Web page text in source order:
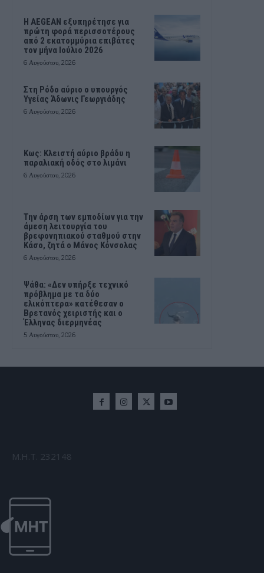
Η AEGEAN εξυπηρέτησε για
πρώτη φορά περισσοτέρους
από 2 εκατομμύρια επιβάτες
τον μήνα Ιούλιο 2026
6 Αυγούστου, 2026
Στη Ρόδο αύριο ο υπουργός
Υγείας Άδωνις Γεωργιάδης
6 Αυγούστου, 2026
Κως: Κλειστή αύριο βράδυ η
παραλιακή οδός στο λιμάνι
6 Αυγούστου, 2026
Την άρση των εμποδίων για την
άμεση λειτουργία του
βρεφονηπιακού σταθμού στην
Κάσο, ζητά ο Μάνος Κόνσολας
6 Αυγούστου, 2026
Ψάθα: «Δεν υπήρξε τεχνικό
πρόβλημα με τα δύο
ελικόπτερα» κατέθεσαν ο
Βρετανός χειριστής και ο
Έλληνας διερμηνέας
5 Αυγούστου, 2026
Μ.Η.Τ. 232148